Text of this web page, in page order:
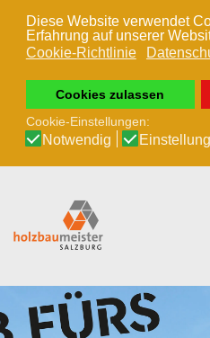
Diese Website verwendet
Erfahrung auf unserer
Cookie-Richtlinie
Cookies zulassen
Cookie-Einstellungen:
Notwendig
Zum Hauptinhalt